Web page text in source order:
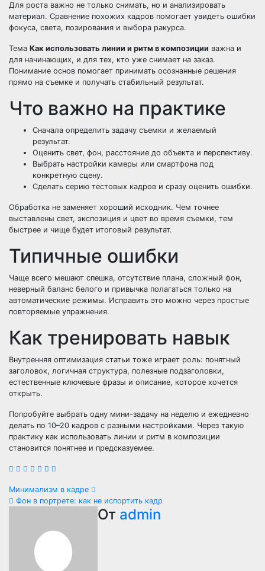
Для роста важно не только снимать, но и анализировать
материал. Сравнение похожих кадров помогает увидеть ошибки
фокуса, света, позирования и выбора ракурса.
Тема Как использовать линии и ритм в композиции важна и
для начинающих, и для тех, кто уже снимает на заказ.
Понимание основ помогает принимать осознанные решения
прямо на съемке и получать стабильный результат.
Что важно на практике
Сначала определить задачу съемки и желаемый
результат.
Оценить свет, фон, расстояние до объекта и перспективу.
Выбрать настройки камеры или смартфона под
конкретную сцену.
Сделать серию тестовых кадров и сразу оценить ошибки.
Обработка не заменяет хороший исходник. Чем точнее
выставлены свет, экспозиция и цвет во время съемки, тем
быстрее и чище будет итоговый результат.
Типичные ошибки
Чаще всего мешают спешка, отсутствие плана, сложный фон,
неверный баланс белого и привычка полагаться только на
автоматические режимы. Исправить это можно через простые
повторяемые упражнения.
Как тренировать навык
Внутренняя оптимизация статьи тоже играет роль: понятный
заголовок, логичная структура, полезные подзаголовки,
естественные ключевые фразы и описание, которое хочется
открыть.
Попробуйте выбрать одну мини-задачу на неделю и ежедневно
делать по 10–20 кадров с разными настройками. Через такую
практику как использовать линии и ритм в композиции
становится понятнее и предсказуемее.
Навигация
записям
Минимализм в кадре
Фон в портрете: как не испортить кадр
От admin